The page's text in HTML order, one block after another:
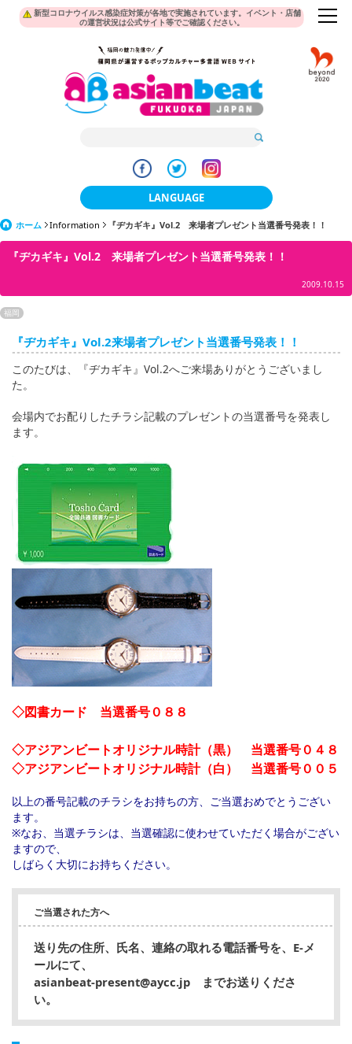
新型コロナウイルス感染症対策が各地で実施されています。イベント・店舗
の運営状況は公式サイト等でご確認ください。
LANGUAGE
日本語
한국어
English
tiéng Viêt
ホーム Information 『ヂカギキ』Vol.2 来場者プレゼント当選番号発表！！
『ヂカギキ』Vol.2 来場者プレゼント当選番号発表！！
2009.10.15
福岡
『ヂカギキ』Vol.2来場者プレゼント当選番号発表！！
このたびは、『ヂカギキ』Vol.2へご来場ありがとうございまし
た。
会場内でお配りしたチラシ記載のプレゼントの当選番号を発表し
ます。
◇図書カード 当選番号０８８
◇アジアンビートオリジナル時計（黒） 当選番号０４８
◇アジアンビートオリジナル時計（白） 当選番号００５
以上の番号記載のチラシをお持ちの方、ご当選おめでとうござい
ます。
※なお、当選チラシは、当選確認に使わせていただく場合がござい
ますので、
しばらく大切にお持ちください。
ご当選された方へ
送り先の住所、氏名、連絡の取れる電話番号を、E-メ
ールにて、
asianbeat-present@aycc.jp までお送りくださ
い。